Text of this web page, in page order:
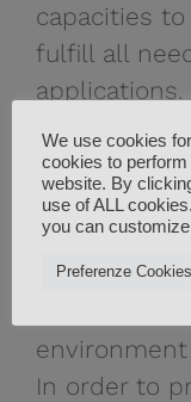
capacities
fulfill all
applications.
Global
has
solutions
that meet
products
In order to
We use cookies
cookies to
website. By
use of ALL
you can
Preferenze Cookies